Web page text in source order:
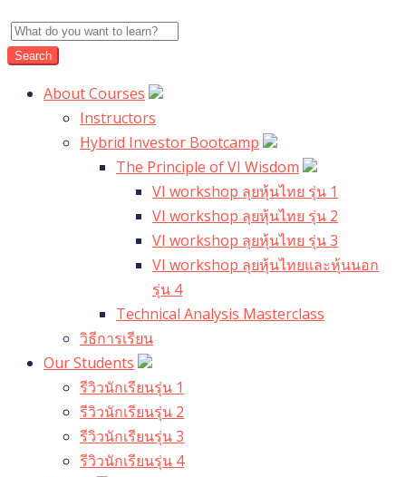
About Courses
Instructors
Hybrid Investor Bootcamp
The Principle of VI Wisdom
VI workshop ลุยหุ้นไทย รุ่น 1
VI workshop ลุยหุ้นไทย รุ่น 2
VI workshop ลุยหุ้นไทย รุ่น 3
VI workshop ลุยหุ้นไทยและหุ้นนอก
รุ่น 4
Technical Analysis Masterclass
วิธีการเรียน
Our Students
รีวิวนักเรียนรุ่น 1
รีวิวนักเรียนรุ่น 2
รีวิวนักเรียนรุ่น 3
รีวิวนักเรียนรุ่น 4